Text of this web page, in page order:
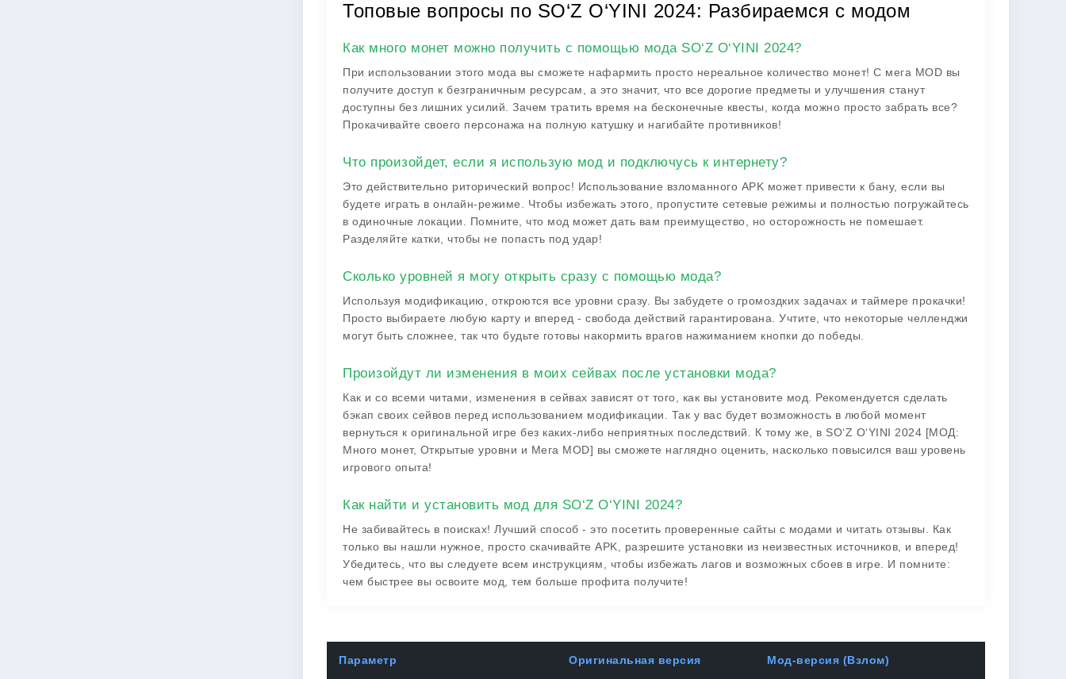
Топовые вопросы по SO‘Z O‘YINI 2024: Разбираемся с модом
Как много монет можно получить с помощью мода SO‘Z O‘YINI 2024?
При использовании этого мода вы сможете нафармить просто нереальное количество монет! С мега MOD вы
получите доступ к безграничным ресурсам, а это значит, что все дорогие предметы и улучшения станут
доступны без лишних усилий. Зачем тратить время на бесконечные квесты, когда можно просто забрать все?
Прокачивайте своего персонажа на полную катушку и нагибайте противников!
Что произойдет, если я использую мод и подключусь к интернету?
Это действительно риторический вопрос! Использование взломанного APK может привести к бану, если вы
будете играть в онлайн-режиме. Чтобы избежать этого, пропустите сетевые режимы и полностью погружайтесь
в одиночные локации. Помните, что мод может дать вам преимущество, но осторожность не помешает.
Разделяйте катки, чтобы не попасть под удар!
Сколько уровней я могу открыть сразу с помощью мода?
Используя модификацию, откроются все уровни сразу. Вы забудете о громоздких задачах и таймере прокачки!
Просто выбираете любую карту и вперед - свобода действий гарантирована. Учтите, что некоторые челленджи
могут быть сложнее, так что будьте готовы накормить врагов нажиманием кнопки до победы.
Произойдут ли изменения в моих сейвах после установки мода?
Как и со всеми читами, изменения в сейвах зависят от того, как вы установите мод. Рекомендуется сделать
бэкап своих сейвов перед использованием модификации. Так у вас будет возможность в любой момент
вернуться к оригинальной игре без каких-либо неприятных последствий. К тому же, в SO‘Z O‘YINI 2024 [МОД:
Много монет, Открытые уровни и Мега MOD] вы сможете наглядно оценить, насколько повысился ваш уровень
игрового опыта!
Как найти и установить мод для SO‘Z O‘YINI 2024?
Не забивайтесь в поисках! Лучший способ - это посетить проверенные сайты с модами и читать отзывы. Как
только вы нашли нужное, просто скачивайте APK, разрешите установки из неизвестных источников, и вперед!
Убедитесь, что вы следуете всем инструкциям, чтобы избежать лагов и возможных сбоев в игре. И помните:
чем быстрее вы освоите мод, тем больше профита получите!
Параметр Оригинальная версия Мод-версия (Взлом)